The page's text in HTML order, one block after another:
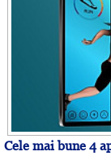
Cele mai bune 4